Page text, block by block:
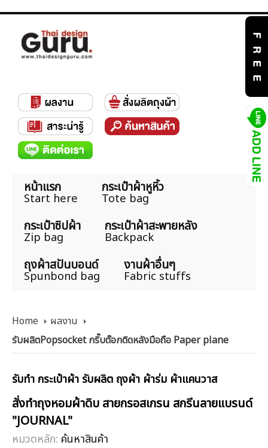
หน้าแรก
Start here
กระเป๋าผ้าหูหิ้ว
Tote bag
กระเป๋าซิปผ้า
Zip bag
กระเป๋าผ้าสะพายหลัง
Backpack
ถุงผ้าสปันบอนด์
Spunbond bag
งานผ้าอื่นๆ
Fabric stuffs
Home
ผลงาน
รับผลิตPopsocket กริ๊บต๊อกติดหลังมือถือ Paper plane
รับทำ กระเป๋าผ้า รับผลิต ถุงผ้า ผ้าร่ม ผ้าแคนวาส
สั่งทำถุงหอมผ้าดิบ สายกรอสเกรน สกรีนลายแบรนด์
"JOURNAL"
หมวดหลัก: ค้นหาสินค้า